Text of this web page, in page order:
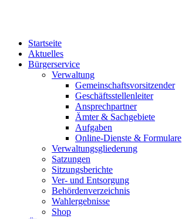
Startseite
Aktuelles
Bürgerservice
Verwaltung
Gemeinschaftsvorsitzender
Geschäftsstellenleiter
Ansprechpartner
Ämter & Sachgebiete
Aufgaben
Online-Dienste & Formulare
Verwaltungsgliederung
Satzungen
Sitzungsberichte
Ver- und Entsorgung
Behördenverzeichnis
Wahlergebnisse
Shop